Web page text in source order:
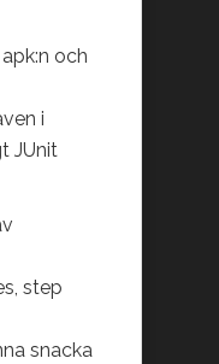
och
i
JUnit
step
snacka